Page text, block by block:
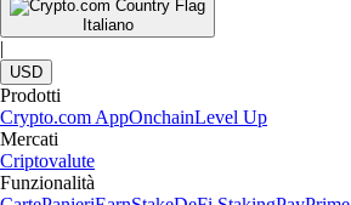
Italiano
|
USD
Prodotti
Crypto.com AppOnchainLevel Up
Mercati
Criptovalute
Funzionalità